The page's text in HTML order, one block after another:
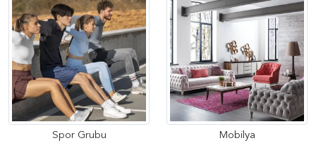
Spor Grubu Mobilya